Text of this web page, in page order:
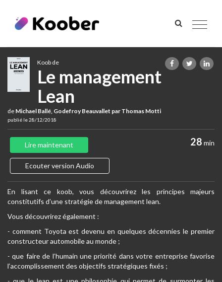
Toggle
Koob de
Le management
Lean
de Michael Ballé, Godefroy Beauvallet par Thomas Motti
publié le 28/12/2018
28 min
Lire maintenant
Ecouter version Audio
En lisant ce koob, vous découvrirez les principes majeurs
constitutifs d’une stratégie de management lean.
Vous découvrirez également :
- comment Toyota est devenu en quelques décennies le premier
constructeur automobile au monde ;
- que faire de l’humain une priorité dans votre entreprise favorise
l’accomplissement des objectifs stratégiques fixés ;